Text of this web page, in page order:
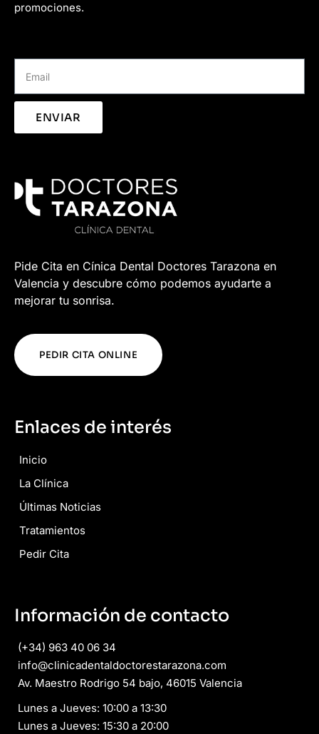
promociones.
ENVIAR
Pide Cita en Cínica Dental Doctores Tarazona en
Valencia y descubre cómo podemos ayudarte a
mejorar tu sonrisa.
PEDIR CITA ONLINE
Enlaces de interés
Inicio
La Clínica
Últimas Noticias
Tratamientos
Pedir Cita
Información de contacto
(+34) 963 40 06 34
info@clinicadentaldoctorestarazona.com
Av. Maestro Rodrigo 54 bajo, 46015 Valencia
Lunes a Jueves: 10:00 a 13:30
Lunes a Jueves: 15:30 a 20:00